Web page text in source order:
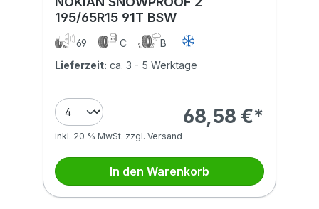
195/65R15 91T BSW
69 C
B
Lieferzeit: ca. 3 - 5 Werktage
68,58 €*
inkl. 20 % MwSt. zzgl. Versand
In den Warenkorb